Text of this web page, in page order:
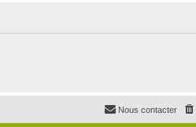
Nous contacter